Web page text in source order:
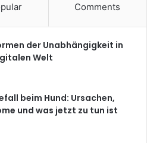
Comments
der Unabhängigkeit in
Welt
beim Hund: Ursachen,
und was jetzt zu tun ist